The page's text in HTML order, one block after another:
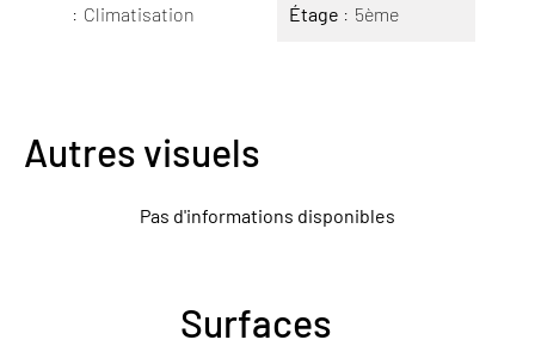
Climatisation
Étage 5ème
Autres visuels
Pas d'informations disponibles
Surfaces